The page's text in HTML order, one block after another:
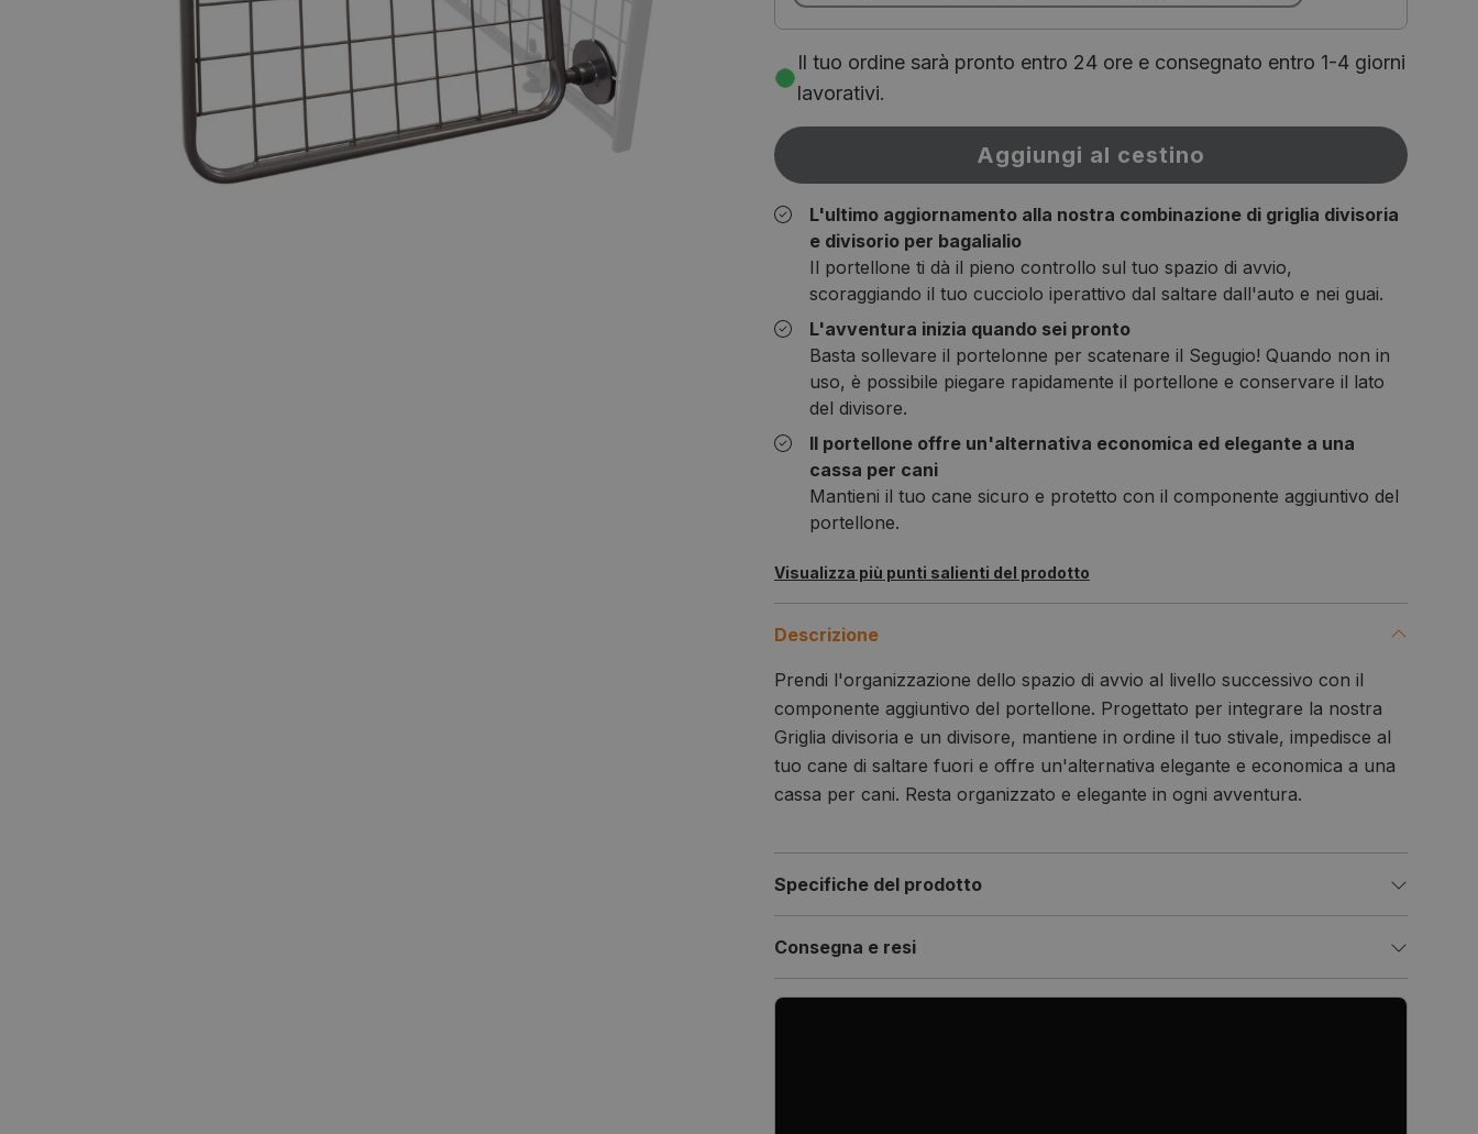
Il tuo ordine sarà pronto entro 24 ore e consegnato entro 1-4 giorni
lavorativi.
Aggiungi al cestino
L'ultimo aggiornamento alla nostra combinazione di griglia divisoria
e divisorio per bagalialio
Il portellone ti dà il pieno controllo sul tuo spazio di avvio,
scoraggiando il tuo cucciolo iperattivo dal saltare dall'auto e nei guai.
L'avventura inizia quando sei pronto
Basta sollevare il portelonne per scatenare il Segugio! Quando non in
uso, è possibile piegare rapidamente il portellone e conservare il lato
del divisore.
Il portellone offre un'alternativa economica ed elegante a una
cassa per cani
Mantieni il tuo cane sicuro e protetto con il componente aggiuntivo del
portellone.
Visualizza più punti salienti del prodotto
Descrizione
Prendi l'organizzazione dello spazio di avvio al livello successivo con il
componente aggiuntivo del portellone. Progettato per integrare la nostra
Griglia divisoria e un divisore, mantiene in ordine il tuo stivale, impedisce al
tuo cane di saltare fuori e offre un'alternativa elegante e economica a una
cassa per cani. Resta organizzato e elegante in ogni avventura.
Specifiche del prodotto
Consegna e resi